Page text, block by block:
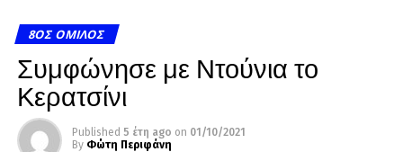
8ΟΣ ΌΜΙΛΟΣ
Συμφώνησε με Ντούνια το
Κερατσίνι
Published 5 έτη ago on 01/10/2021
By Φώτη Περιφάνη